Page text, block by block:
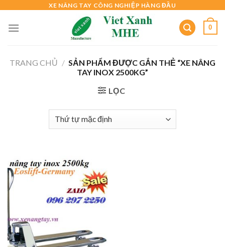
content
XE NÂNG TAY CÔNG NGHIỆP HÀNG ĐẦU
0
TRANG CHỦ / SẢN PHẨM ĐƯỢC GẮN THẺ “XE NÂNG
TAY INOX 2500KG”
LỌC